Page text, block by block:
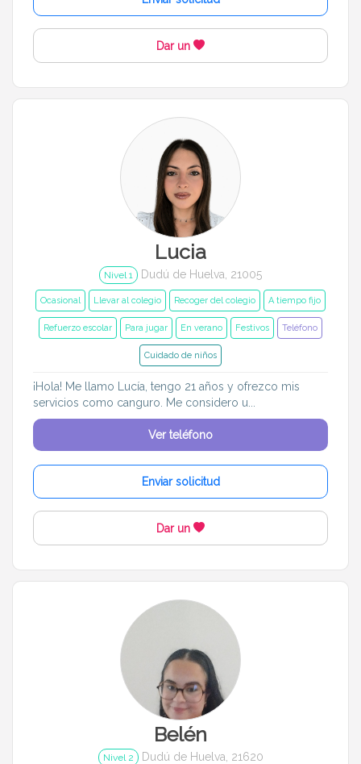
Dar un
Lucia
Nivel 1 Dudú de Huelva, 21005
Ocasional Llevar al colegio Recoger del colegio A tiempo fijo
Refuerzo escolar Para jugar En verano Festivos Teléfono
Cuidado de niños
¡Hola! Me llamo Lucía, tengo 21 años y ofrezco mis
servicios como canguro. Me considero u...
Ver teléfono
Enviar solicitud
Dar un
Belén
Nivel 2 Dudú de Huelva, 21620